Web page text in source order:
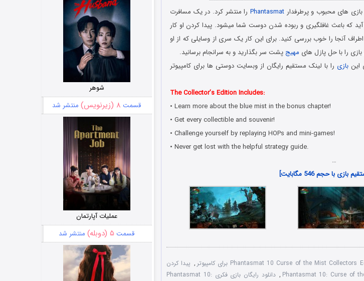
های محبوب و پرطرفدارPhantasmat را منتشر کرد. در یک مسافرت
که باعث غافلگیری و ربوده شدن دوست شما میشود. پیدا کردن او کار
آنجا را خوب بررسی کنید. برای این کار یک سری از وسایلی که از او
را با حل پازل های مهیج پشت سر بگذارید و به سرانجام برسانید.
اینبازی را با لینک مستقیم رایگان از وبسایت دوستی ها برای کامپیوتر
The Collector’s Edition Includes:
• Learn more about the blue mist in the bonus chapter!
• Get every collectible and souvenir!
• Challenge yourself by replaying HOPs and mini-games!
• Never get lost with the helpful strategy guide.
…
بازی با حجم 546 مگابایت]
, پیدا کردن
,
دانلود رایگان بازی فکری Phantasmat 10:
شوهر
قسمت ۸ (زیرنویس) منتشر شد
عملیات آپارتمان
قسمت ۵ (دوبله) منتشر شد